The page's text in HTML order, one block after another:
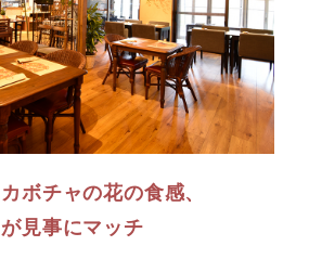
ボチャの花の食感、
見事にマッチ